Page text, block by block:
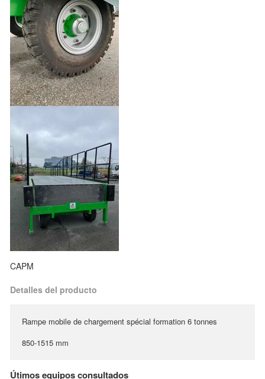
CAPM
Detalles del producto
Rampe mobile de chargement spécial formation 6 tonnes
850-1515 mm
Útimos equipos consultados